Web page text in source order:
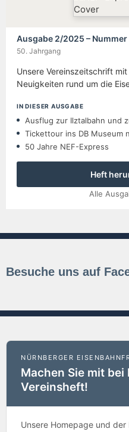
Ausgabe 2/2025 – Nummer
50. Jahrgang
Unsere Vereinszeitschrift
Neuigkeiten rund um die
IN DIESER AUSGABE
Ausflug zur Ilztalbahn und
Tickettour ins DB Museum
50 Jahre NEF-Express
Heft
Alle
Besuche uns auf
NÜRNBERGER
Machen Sie mit bei
Vereinsheft!
Unsere Homepage und